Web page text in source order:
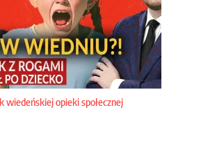
wiedeńskiej opieki społecznej